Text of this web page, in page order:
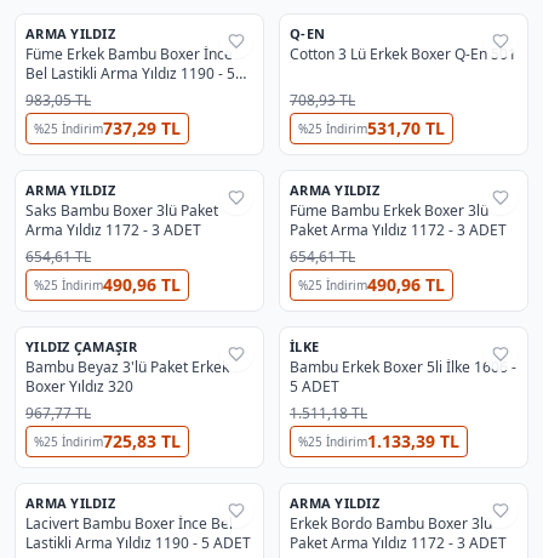
%28
ARMA YILDIZ
Füme Erkek Bambu Boxer İnce
Bel Lastikli Arma Yıldız 1190 - 5
ADET
983,05 TL
%25 İndirim737,29 TL
%32
Q-EN
Cotton 3 Lü Erkek Boxer Q-En 501
708,93 TL
%25 İndirim531,70 TL
%28
ARMA YILDIZ
Saks Bambu Boxer 3lü Paket
Arma Yıldız 1172 - 3 ADET
654,61 TL
%25 İndirim490,96 TL
%28
ARMA YILDIZ
Füme Bambu Erkek Boxer 3lü
Paket Arma Yıldız 1172 - 3 ADET
654,61 TL
%25 İndirim490,96 TL
%40
YILDIZ ÇAMAŞIR
Bambu Beyaz 3'lü Paket Erkek
Boxer Yıldız 320
967,77 TL
%25 İndirim725,83 TL
%38
4
İLKE
Bambu Erkek Boxer 5li İlke 1606 -
5 ADET
1.511,18 TL
%25 İndirim1.133,39 TL
%28
ARMA YILDIZ
Lacivert Bambu Boxer İnce Bel
Lastikli Arma Yıldız 1190 - 5 ADET
%28
ARMA YILDIZ
Erkek Bordo Bambu Boxer 3lü
Paket Arma Yıldız 1172 - 3 ADET